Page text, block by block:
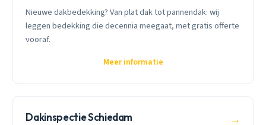
Nieuwe dakbedekking? Van plat dak tot pannendak: wij
leggen bedekking die decennia meegaat, met gratis offerte
vooraf.
Meer informatie
Dakinspectie Schiedam →